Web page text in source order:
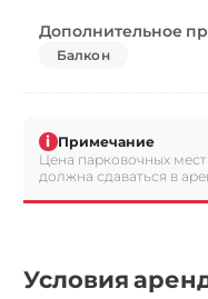
Дополнительное
Балкон
i Примечание
Цена парковочных
должна сдаваться в
Условия